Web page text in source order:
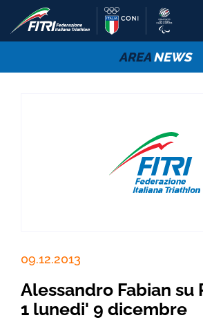
AREANEWS
09.12.2013
Alessandro Fabian su
1 lunedi' 9 dicembre